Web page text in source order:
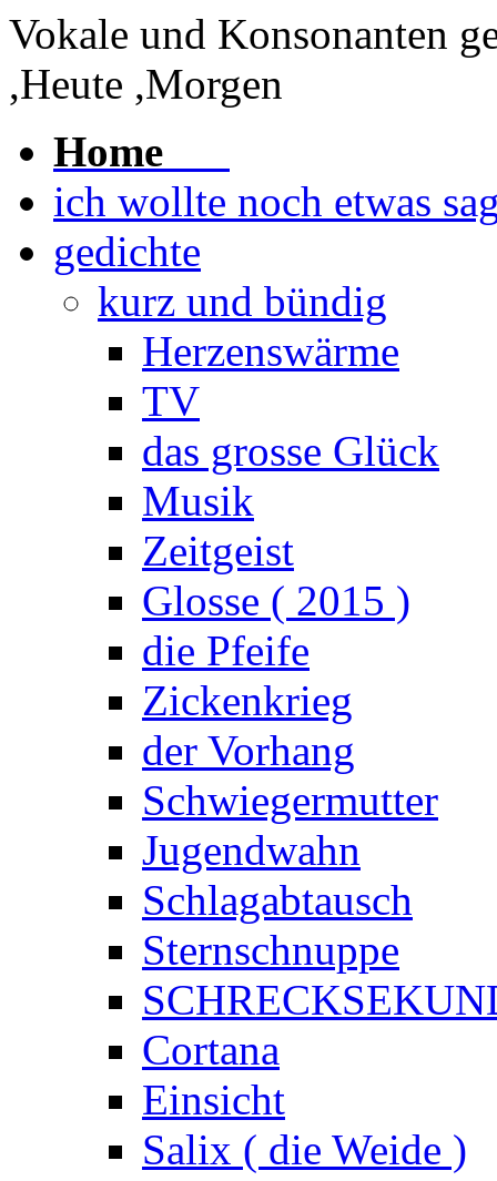
Vokale und Konsonanten
,Heute ,Morgen
Home
ich wollte noch etwas
gedichte
kurz und bündig
Herzenswärme
TV
das grosse Glück
Musik
Zeitgeist
Glosse ( 2015 )
die Pfeife
Zickenkrieg
der Vorhang
Schwiegermutter
Jugendwahn
Schlagabtausch
Sternschnuppe
Cortana
Einsicht
Salix ( die Weide )